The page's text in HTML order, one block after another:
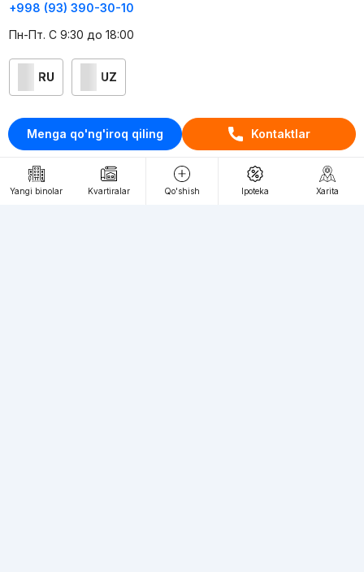
Menga qo'ng'iroq qiling Kontaktlar
Yangi binolar Kvartiralar Qo'shish Ipoteka Xarita
+998 (93) 390-30-10
Пн-Пт. С 9:30 до 18:00
RU UZ
Kontaktlar
loyiha haqida
Webnow © loyihasi